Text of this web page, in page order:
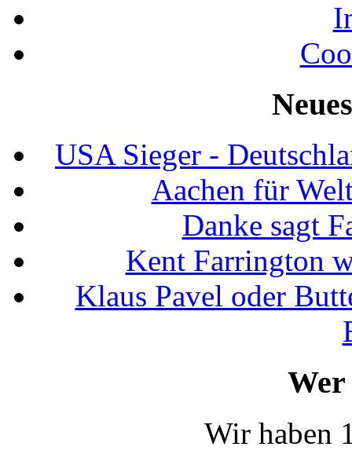
USA Sieger -
Aachen für
Danke sagt
Kent Farrington
Klaus Pavel oder
Wir haben